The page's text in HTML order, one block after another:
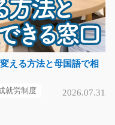
作業/i02_01224
円スタート！！
える方法と母国語で相
就労制度 2026.07.31